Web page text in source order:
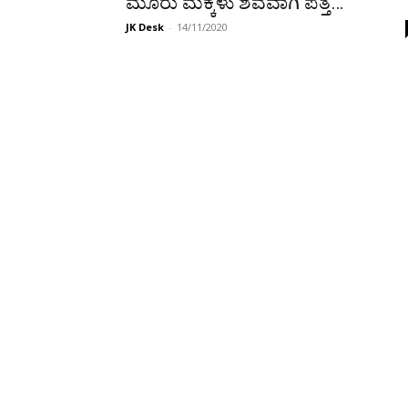
JK Desk - 14/11/2020